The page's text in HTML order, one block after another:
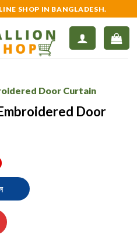
SHOP IN BANGLADESH.
Door
Door Curtain quantity